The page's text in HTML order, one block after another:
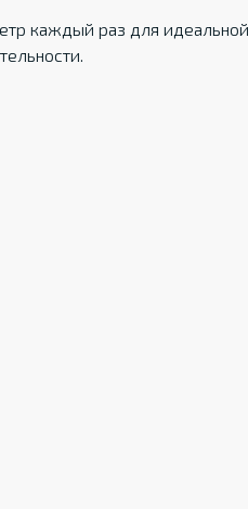
каждый раз для идеальной